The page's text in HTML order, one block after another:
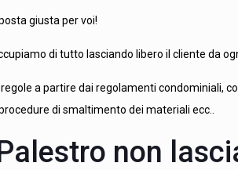
giusta per voi!
di tutto lasciando libero il cliente da
a partire dai regolamenti condominiali,
di smaltimento dei materiali ecc..
non